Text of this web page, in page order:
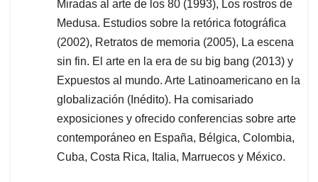
Miradas al arte de los 80 (1993), Los rostros de
Medusa. Estudios sobre la retórica fotográfica
(2002), Retratos de memoria (2005), La escena
sin fin. El arte en la era de su big bang (2013) y
Expuestos al mundo. Arte Latinoamericano en la
globalización (Inédito). Ha comisariado
exposiciones y ofrecido conferencias sobre arte
contemporáneo en España, Bélgica, Colombia,
Cuba, Costa Rica, Italia, Marruecos y México.